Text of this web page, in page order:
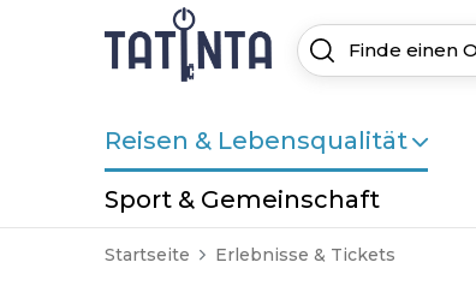
Reisen & Lebensqualität
Sport & Gemeinschaft
Startseite Erlebnisse & Tickets